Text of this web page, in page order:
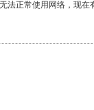
正常使用网络，现在